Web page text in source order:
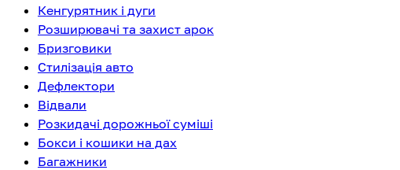
Кенгурятник і дуги
Розширювачі та захист арок
Бризговики
Стилізація авто
Дефлектори
Відвали
Розкидачі дорожньої суміші
Бокси і кошики на дах
Багажники